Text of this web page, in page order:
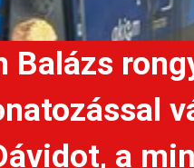
Balázs
a
Balázs
a